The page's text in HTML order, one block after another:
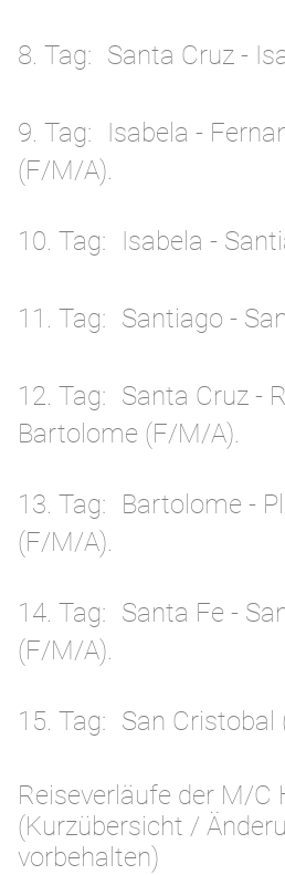
8. Tag Santa Cruz -
9. Tag
Isabela -
(F/M/A).
10. Tag Isabela -
11. Tag Santiago -
12. Tag
Santa Cruz -
Bartolome (F/M/A).
13. Tag
Bartolome -
(F/M/A).
14. Tag
Santa Fe -
(F/M/A).
15. Tag San Cristobal
Reiseverläufe der M/C
(Kurzübersicht /
vorbehalten)